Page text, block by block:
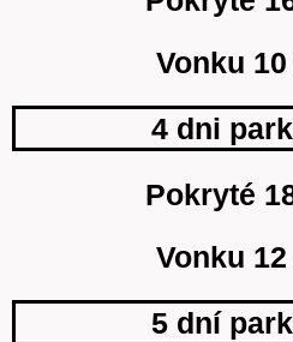
Vonku
4 dni
Pokryté
Vonku
5 dní